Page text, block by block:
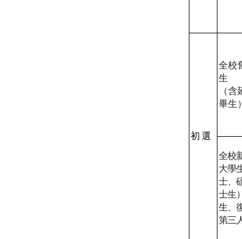
初選
全校
生
（含
畢生）
全校
大學
士、
士生
生、
第三